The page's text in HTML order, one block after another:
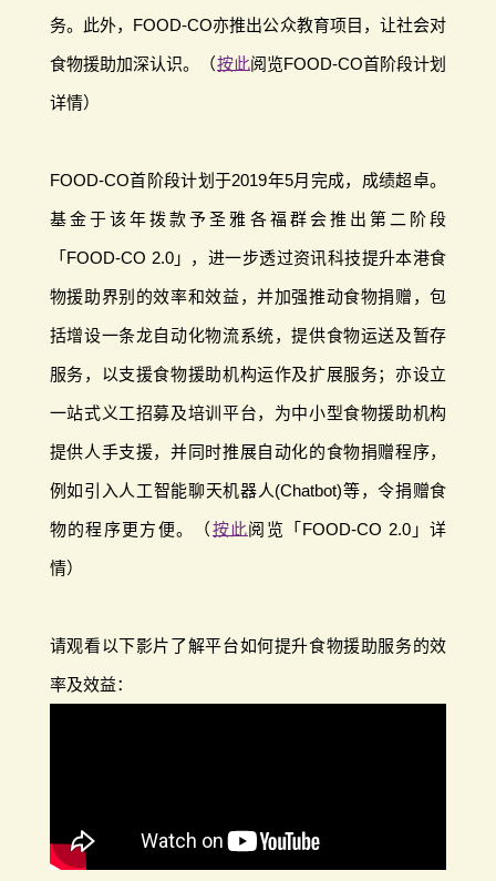
务。此外，FOOD-CO亦推出公众教育项目，让社会对
食物援助加深认识。（按此阅览FOOD-CO首阶段计划
详情）
FOOD-CO首阶段计划于2019年5月完成，成绩超卓。
基金于该年拨款予圣雅各福群会推出第二阶段
「FOOD-CO 2.0」，进一步透过资讯科技提升本港食
物援助界别的效率和效益，并加强推动食物捐赠，包
括增设一条龙自动化物流系统，提供食物运送及暂存
服务，以支援食物援助机构运作及扩展服务；亦设立
一站式义工招募及培训平台，为中小型食物援助机构
提供人手支援，并同时推展自动化的食物捐赠程序，
例如引入人工智能聊天机器人(Chatbot)等，令捐赠食
物的程序更方便。（按此阅览「FOOD-CO 2.0」详
情）
请观看以下影片了解平台如何提升食物援助服务的效
率及效益：